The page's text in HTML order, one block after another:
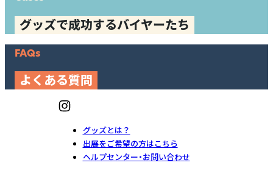
グッズで成功するバイヤーたち
FAQs
よくある質問
グッズとは？
出展をご希望の方はこちら
ヘルプセンター・お問い合わせ